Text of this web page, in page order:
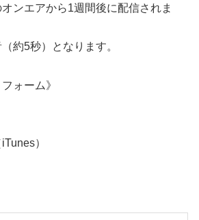
ンエアから1週間後に配信されま
約5秒）となります。
ォーム》
）